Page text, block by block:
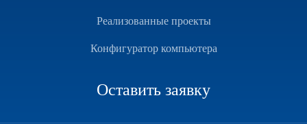
Реализованные проекты
Конфигуратор компьютера
Оставить заявку